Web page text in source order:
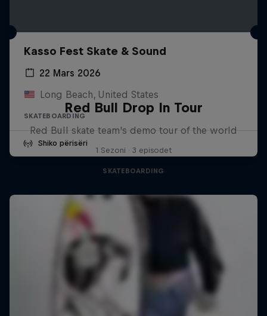
Kasso Fest Skate & Sound
22 Mars 2026
Long Beach, United States
SKATEBOARDING
Shiko përisëri
Red Bull Drop In Tour
Red Bull skate team's demo tour of the world
1 Sezoni · 3 episodet
SKATEBOARDING